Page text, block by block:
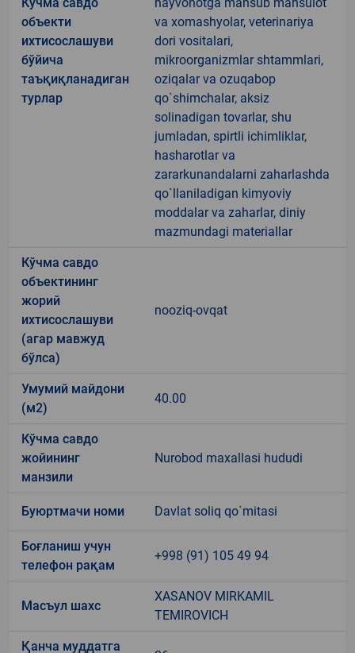
объекти
ихтисослашуви
бўйича
таъқиқланадиган
турлар
va xomashyolar, veterinariya
dori vositalari,
mikroorganizmlar shtammlari,
oziqalar va ozuqabop
qo`shimchalar, aksiz
solinadigan tovarlar, shu
jumladan, spirtli ichimliklar,
hasharotlar va
zararkunandalarni zaharlashda
qo`llaniladigan kimyoviy
moddalar va zaharlar, diniy
mazmundagi materiallar
Кўчма савдо
объектининг
жорий
ихтисослашуви
(агар мавжуд
бўлса)
nooziq-ovqat
Умумий майдони
(м2)
40.00
Кўчма савдо
жойининг
манзили
Nurobod maxallasi hududi
Буюртмачи номи Davlat soliq qo`mitasi
Боғланиш учун
телефон рақам
+998 (91) 105 49 94
Масъул шахс
XASANOV MIRKAMIL
TEMIROVICH
Қанча муддатга